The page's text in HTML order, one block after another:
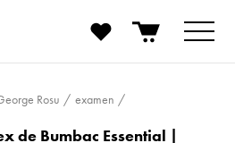
Rosu examen
de Bumbac Essential |